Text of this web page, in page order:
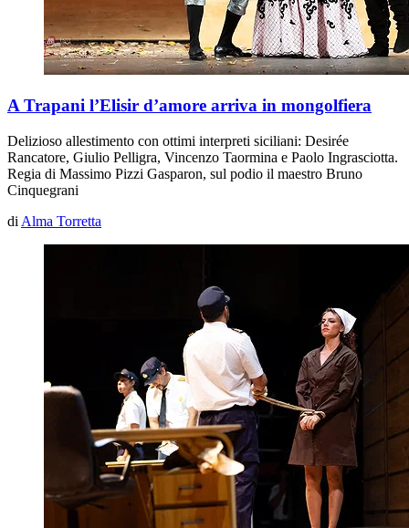
A Trapani l’Elisir d’amore arriva in mongolfiera
Delizioso allestimento con ottimi interpreti siciliani: Desirée
Rancatore, Giulio Pelligra, Vincenzo Taormina e Paolo Ingrasciotta.
Regia di Massimo Pizzi Gasparon, sul podio il maestro Bruno
Cinquegrani
di Alma Torretta